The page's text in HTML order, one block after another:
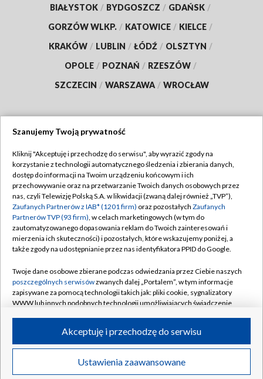
BIAŁYSTOK / BYDGOSZCZ / GDAŃSK /
GORZÓW WLKP. / KATOWICE / KIELCE /
KRAKÓW / LUBLIN / ŁÓDŹ / OLSZTYN /
OPOLE / POZNAŃ / RZESZÓW /
SZCZECIN / WARSZAWA / WROCŁAW
TVP
Abonament TVP
Emisja w TVP
Centrum informacji TVP
Naziemna Telewizja Cyfrowa
Rada Programowa
System NOS
Informacje o nadawcy
Program dla prasy
Ogłoszenie przetargowe
Regulamin TVP
Polityka prywatności
Moje zgody
Pomoc
Kontakt
Kanały
©2026 Telewizja Polska S.A. w likwidacji
Szanujemy Twoją prywatność
Kliknij "Akceptuję i przechodzę do serwisu", aby wyrazić zgody na
korzystanie z technologii automatycznego śledzenia i zbierania danych,
dostęp do informacji na Twoim urządzeniu końcowym i ich
przechowywanie oraz na przetwarzanie Twoich danych osobowych przez
nas, czyli Telewizję Polską S.A. w likwidacji (zwaną dalej również „TVP”),
Zaufanych Partnerów z IAB* (1201 firm) oraz pozostałych Zaufanych
Partnerów TVP (93 firm), w celach marketingowych (w tym do
zautomatyzowanego dopasowania reklam do Twoich zainteresowań i
mierzenia ich skuteczności) i pozostałych, które wskazujemy poniżej, a
także zgody na udostępnianie przez nas identyfikatora PPID do Google.
Twoje dane osobowe zbierane podczas odwiedzania przez Ciebie naszych
poszczególnych serwisówzwanych dalej „Portalem”, w tym informacje
zapisywane za pomocą technologii takich jak: pliki cookie, sygnalizatory
WWW lub innych podobnych technologii umożliwiających świadczenie
ruchu w Internecie.
Twoje dane osobowe zbierane podczas odwiedzania przez Ciebie
poszczególnych serwisówna Portalu, takie jak adresy IP, identyfikatory
Ustawienia zaawansowane
Akceptuję i przechodzę do serwisu